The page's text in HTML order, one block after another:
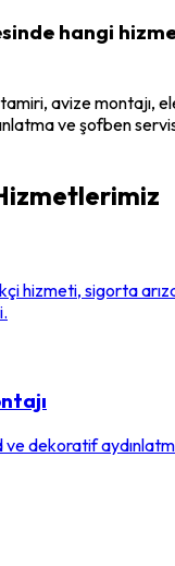
hangi
avize montajı,
ve şofben
hizmeti, sigorta
ve dekoratif